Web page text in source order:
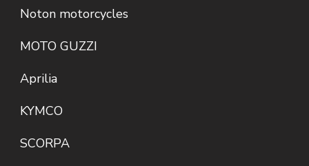
Noton motorcycles
MOTO GUZZI
Aprilia
KYMCO
SCORPA